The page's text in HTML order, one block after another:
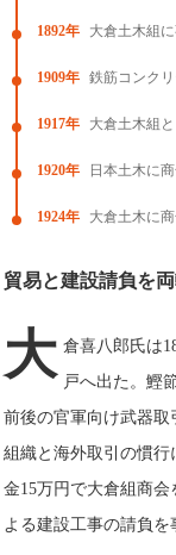
1892年 大倉土木組
1909年 鉄筋コンク
1917年 大倉土木組
1920年 日本土木に
1924年 大倉土木に
貿易と建設請負を
大 倉喜八郎氏は
戸へ出た。鰹
前後の官軍向け武器取
組織と海外取引の慣行
金15万円で大倉組商会
よる建設工事の請負